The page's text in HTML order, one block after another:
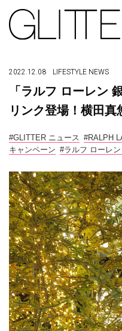
2022.12.08 LIFESTYLE NEWS
「ラルフ ローレン
リンク登場！横田真
#GLITTER ニュース #RALPH
キャンペーン #ラルフ ローレ